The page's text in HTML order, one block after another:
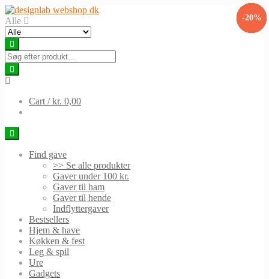
Skip
to
navigation
Skip
to
content
Alle
Cart /kr. 0,00
Find gave
>> Se alle produkter
Gaver under 100 kr.
Gaver til ham
Gaver til hende
Indflyttergaver
Bestsellers
Hjem & have
Køkken & fest
Leg & spil
Ure
Gadgets
-9%
-10%
-31%
-30%
-41%
-34%
-13%
-20%